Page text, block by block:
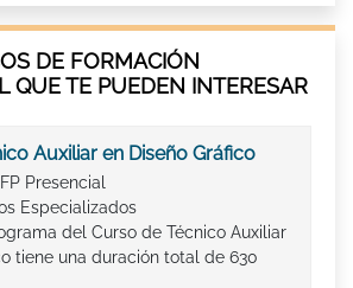
DE FORMACIÓN
QUE TE PUEDEN INTERESAR
Auxiliar en Diseño Gráfico
Presencial
Especializados
del Curso de Técnico Auxiliar
tiene una duración total de 630